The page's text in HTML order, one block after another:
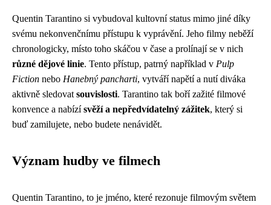
Quentin Tarantino si vybudoval kultovní status mimo jiné díky
svému nekonvenčnímu přístupu k vyprávění. Jeho filmy neběží
chronologicky, místo toho skáčou v čase a prolínají se v nich
různé dějové linie. Tento přístup, patrný například v Pulp
Fiction nebo Hanebný pancharti, vytváří napětí a nutí diváka
aktivně sledovat souvislosti. Tarantino tak boří zažité filmové
konvence a nabízísvěží a nepředvídatelný zážitek, který si
buď zamilujete, nebo budete nenávidět.
Význam hudby ve filmech
Quentin Tarantino, to je jméno, které rezonuje filmovým světem